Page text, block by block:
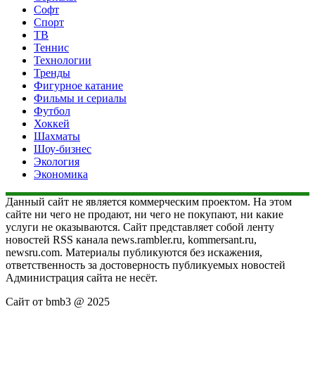
Софт
Спорт
ТВ
Теннис
Технологии
Тренды
Фигурное катание
Фильмы и сериалы
Футбол
Хоккей
Шахматы
Шоу-бизнес
Экология
Экономика
Данный сайт не является коммерческим проектом. На этом
сайте ни чего не продают, ни чего не покупают, ни какие
услуги не оказываются. Сайт представляет собой ленту
новостей RSS канала news.rambler.ru, kommersant.ru,
newsru.com. Материалы публикуются без искажения,
ответственность за достоверность публикуемых новостей
Администрация сайта не несёт.
Сайт от bmb3 @ 2025